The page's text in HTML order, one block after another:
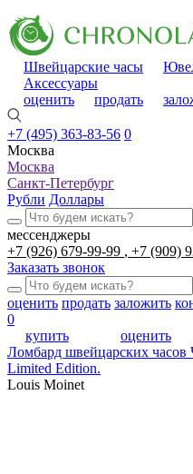
Швейцарские часы
Аксессуары
оценить
продать
+7 (495) 363-83-56 0
Москва
Москва
Санкт-Петербург
Рубли Доллары
мессенджеры
+7 (926) 679-99-99
+7 (909)
Заказать звонок
оценить продать заложить
0
купить
оценить
Ломбард швейцарских часов
Limited Edition.
Louis Moinet